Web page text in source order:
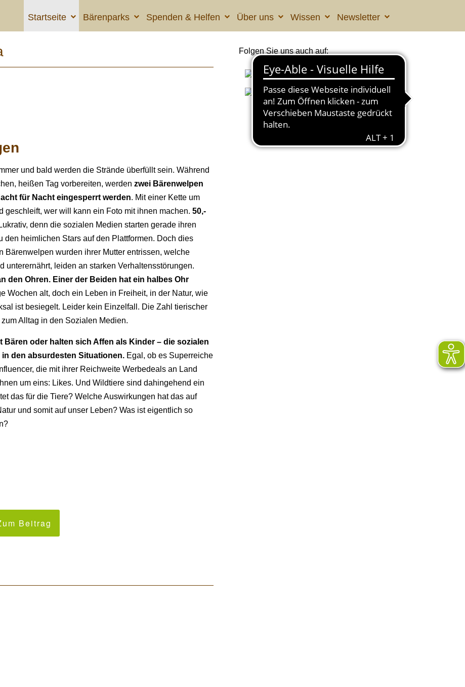
Startseite Bärenparks Spenden & Helfen Über uns Wissen Newsletter
und bald werden die Strände überfüllt sein. Während
heißen Tag vorbereiten, werden zwei Bärenwelpen
für Nacht eingesperrt werden. Mit einer Kette um
wer will kann ein Foto mit ihnen machen. 50,-
Lukrativ, denn die sozialen Medien starten gerade ihren
heimlichen Stars auf den Plattformen. Doch dies
wurden ihrer Mutter entrissen, welche
leiden an starken Verhaltensstörungen.
den Ohren. Einer der Beiden hat ein halbes Ohr
Wochen alt, doch ein Leben in Freiheit, in der Natur, wie
ist besiegelt. Leider kein Einzelfall. Die Zahl tierischer
Alltag in den Sozialen Medien.
oder halten sich Affen als Kinder – die sozialen
den absurdesten Situationen. Egal, ob es Superreiche
die mit ihrer Reichweite Werbedeals an Land
um eins: Likes. Und Wildtiere sind dahingehend ein
das für die Tiere? Welche Auswirkungen hat das auf
und somit auf unser Leben? Was ist eigentlich so
Beitrag
Folgen Sie uns auch auf: